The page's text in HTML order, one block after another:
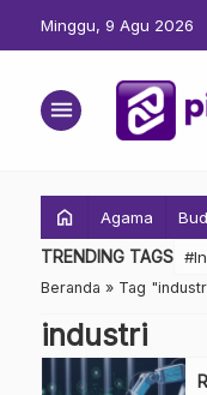
Minggu, 9 Agu 2026
menu
home Agama
TRENDING TAGS
Beranda » Tag
industri